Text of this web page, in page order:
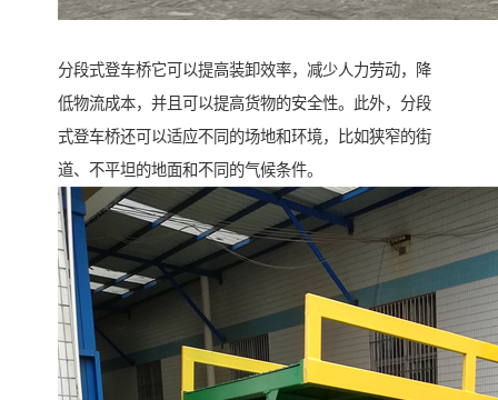
分段式登车桥它可以提高装卸效率，减少人力劳动，降
低物流成本，并且可以提高货物的安全性。此外，分段
式登车桥还可以适应不同的场地和环境，比如狭窄的街
道、不平坦的地面和不同的气候条件。